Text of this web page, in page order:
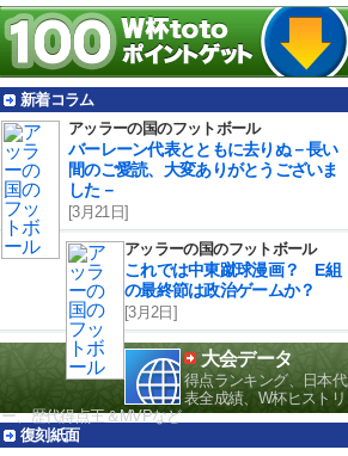
新着コラム
アッラーの国のフットボール
バーレーン代表とともに去りぬ－長い
間のご愛読、大変ありがとうございま
した－
[3月21日]
アッラーの国のフットボール
これでは中東蹴球漫画？ E組
の最終節は政治ゲームか？
[3月2日]
大会データ
得点ランキング、日本代
表全成績、W杯ヒストリ
ー、歴代得点王＆MVPなど
復刻紙面